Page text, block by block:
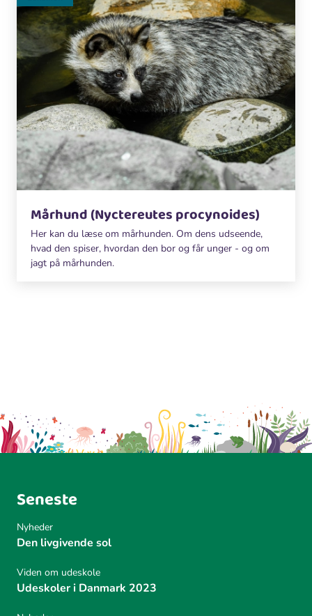
Mårhund (Nyctereutes procynoides)
Her kan du læse om mårhunden. Om dens udseende,
hvad den spiser, hvordan den bor og får unger - og om
jagt på mårhunden.
Seneste
Nyheder
Den livgivende sol
Viden om udeskole
Udeskoler i Danmark 2023